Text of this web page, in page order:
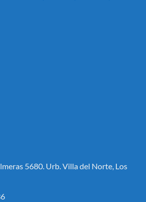
5680. Urb. Villa del Norte, Los